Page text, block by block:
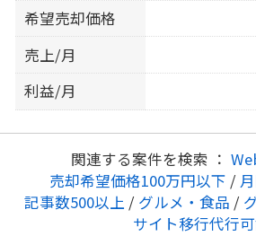
希望売却価格
売上/月
利益/月
関連する案件を検索 ：
売却希望価格100万円以下 /
記事数500以上 / グルメ・食品 /
サイト移行代行